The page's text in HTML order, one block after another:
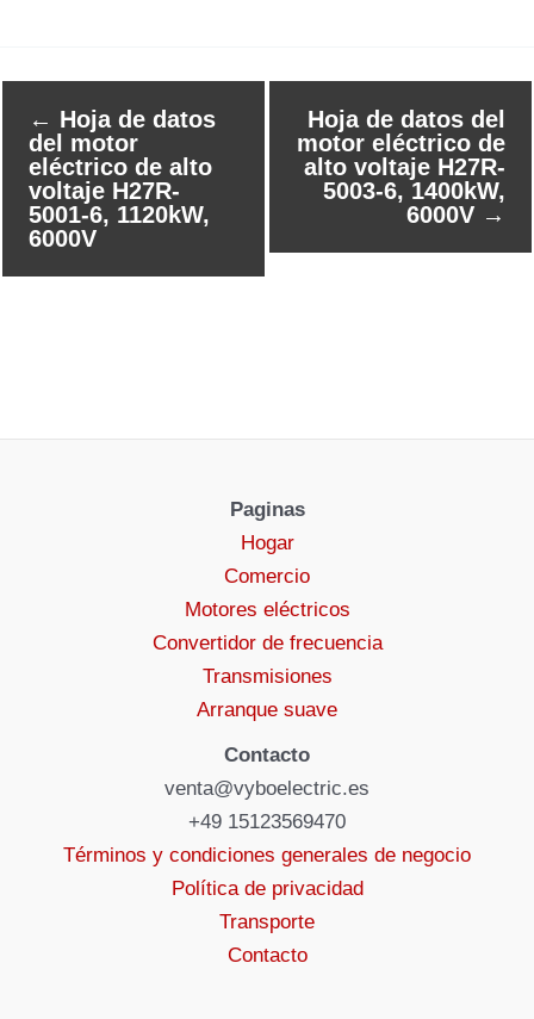
← Hoja de datos
del motor
eléctrico de alto
voltaje H27R-
5001-6, 1120kW,
6000V
Hoja de datos del
motor eléctrico de
alto voltaje H27R-
5003-6, 1400kW,
6000V →
Paginas
Hogar
Comercio
Motores eléctricos
Convertidor de frecuencia
Transmisiones
Arranque suave
Contacto
venta@vyboelectric.es
+49 15123569470
Términos y condiciones generales de negocio
Política de privacidad
Transporte
Contacto